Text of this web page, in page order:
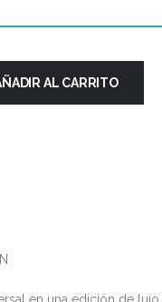
AL CARRITO